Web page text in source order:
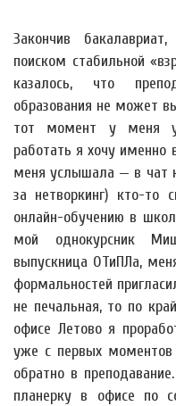
Закончив
поиском стабильной
казалось, что
образования не может
тот момент у меня
работать я хочу именно
меня услышала — в чат
за нетворкинг) кто-то
онлайн-обучению в
мой однокурсник
выпускница ОТиПЛа,
формальностей
не печальная, то по
офисе Летово я
уже с первых
обратно в
планерку в офисе по